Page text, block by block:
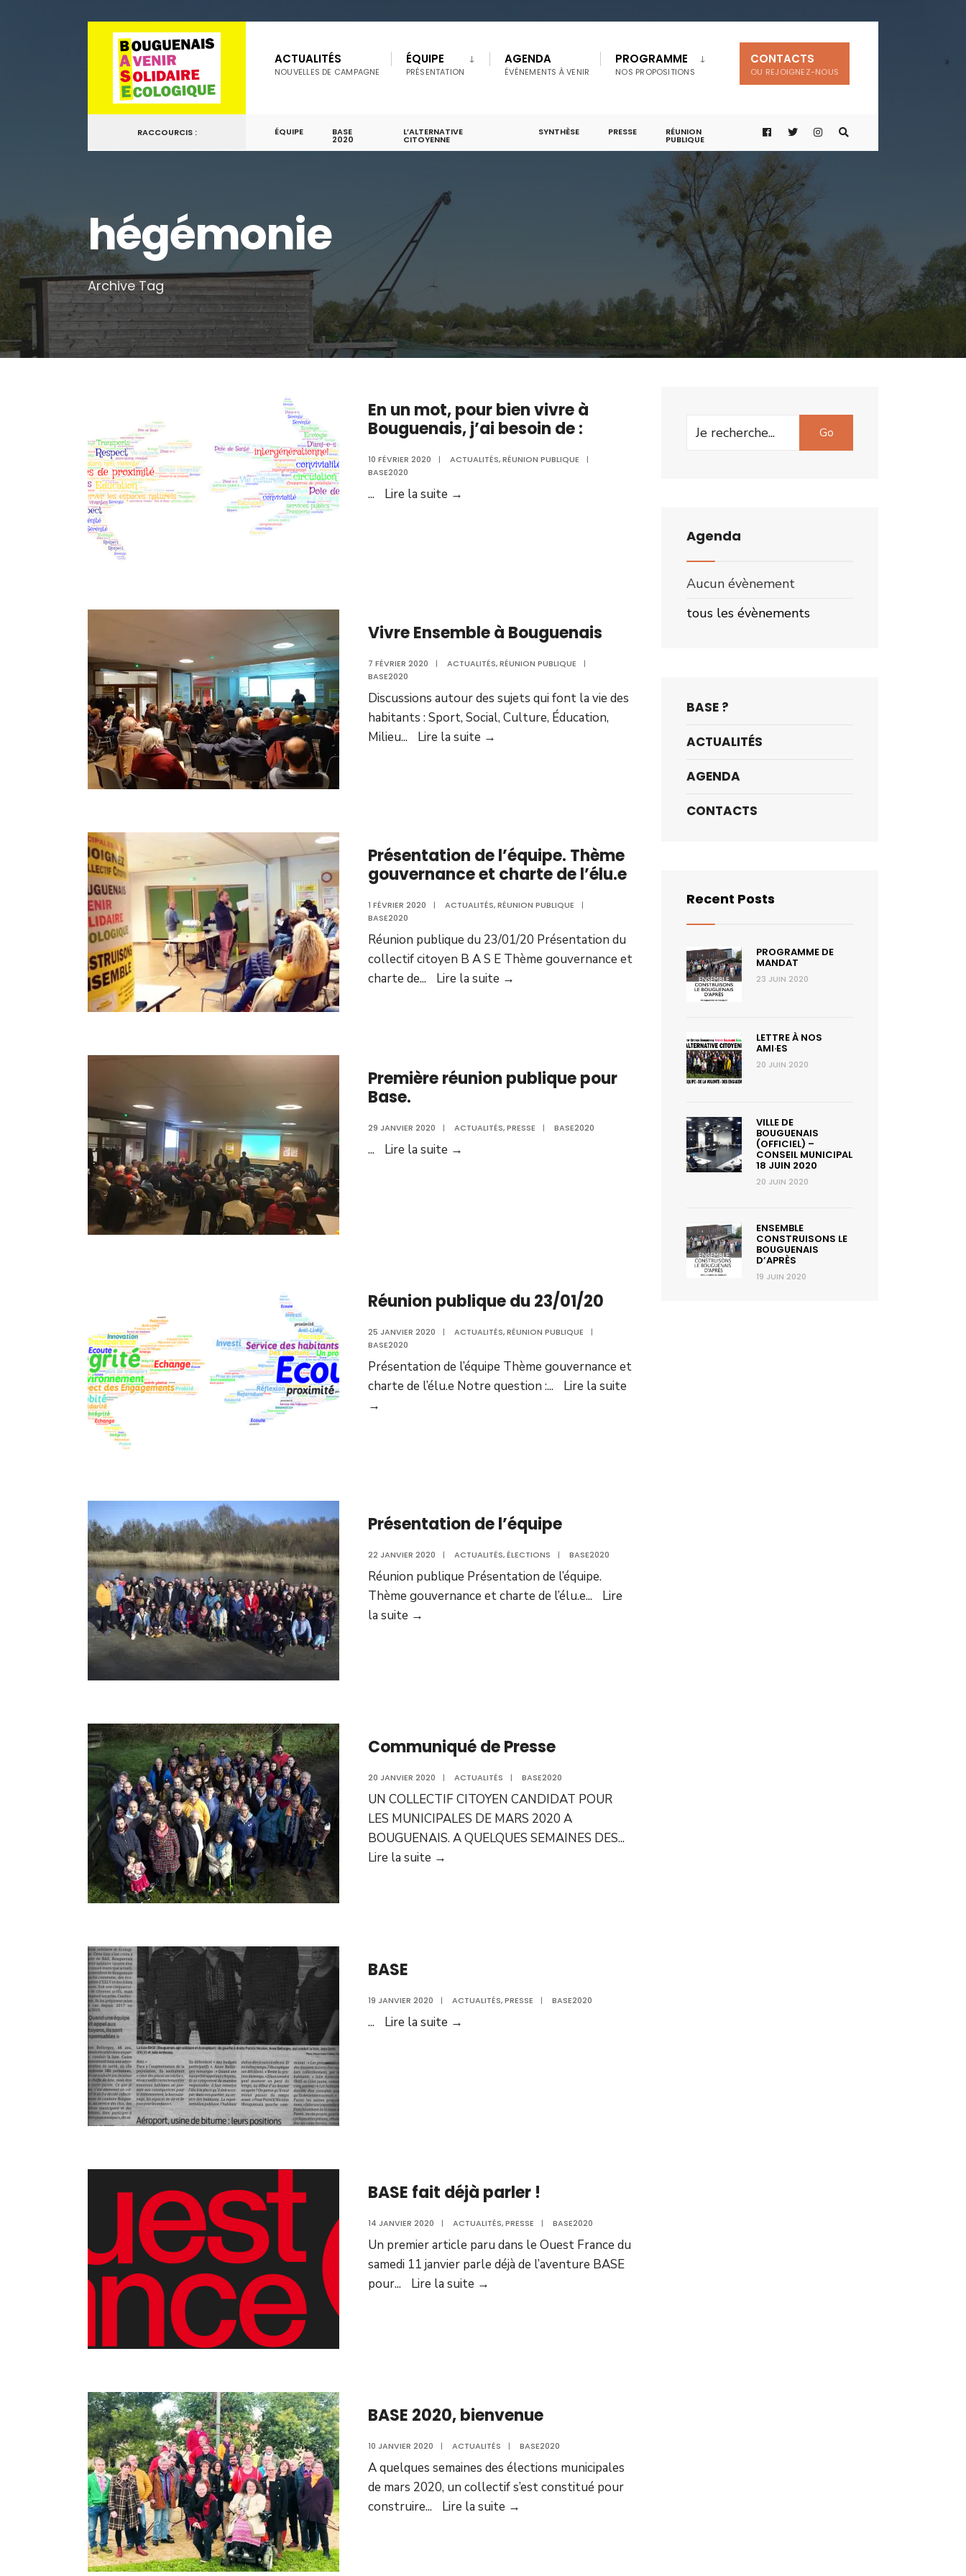
Passer
contenu
ACTUALITÉS
NOUVELLES DE CAMPAGNE
ÉQUIPE
PRÉSENTATION
AGENDA
ÉVÉNEMENTS À VENIR
PROGRAMME
NOS PROPOSITIONS
CONTACTS
OU REJOIGNEZ-NOUS
RACCOURCIS : ÉQUIPE BASE
2020
L’ALTERNATIVE
CITOYENNE
SYNTHÈSE PRESSE RÉUNION
PUBLIQUE
hégémonie
Archive Tag
En un mot, pour bien vivre à
Bouguenais, j’ai besoin de :
10 FÉVRIER 2020 | ACTUALITÉS,RÉUNION PUBLIQUE
|
BASE2020
... Lire la suite →
Bouguenais,
besoin
:
Vivre Ensemble à Bouguenais
7 FÉVRIER 2020 | ACTUALITÉS,RÉUNION PUBLIQUE
|
BASE2020
Discussions autour des sujets qui font la vie des
habitants : Sport, Social, Culture, Éducation,
Milieu... Lire la suite →
Présentation de l’équipe. Thème
gouvernance et charte de l’élu.e
1 FÉVRIER 2020 | ACTUALITÉS,RÉUNION PUBLIQUE
|
BASE2020
Réunion publique du 23/01/20 Présentation du
collectif citoyen B A S E Thème gouvernance et
charte de... Lire la suite →
et
l’élu.e
Première réunion publique pour
Base.
29 JANVIER 2020 | ACTUALITÉS,PRESSE | BASE2020
... Lire la suite →
Réunion publique du 23/01/20
25 JANVIER 2020 | ACTUALITÉS,RÉUNION PUBLIQUE
|
BASE2020
Présentation de l’équipe Thème gouvernance et
charte de l’élu.e Notre question :...
Lire la suite
→
Présentation de l’équipe
22 JANVIER 2020 | ACTUALITÉS,ÉLECTIONS | BASE2020
Réunion publique Présentation de l’équipe.
Thème gouvernance et charte de l’élu.e...
Lire
la suite →
Communiqué de Presse
20 JANVIER 2020 | ACTUALITÉS | BASE2020
UN COLLECTIF CITOYEN CANDIDAT POUR
LES MUNICIPALES DE MARS 2020 A
BOUGUENAIS. A QUELQUES SEMAINES DES...
Lire la suite →
BASE
19 JANVIER 2020 | ACTUALITÉS,PRESSE | BASE2020
... Lire la suite →
BASE fait déjà parler !
14 JANVIER 2020 | ACTUALITÉS,PRESSE | BASE2020
Un premier article paru dans le Ouest France du
samedi 11 janvier parle déjà de l’aventure BASE
pour... Lire la suite →
BASE 2020, bienvenue
10 JANVIER 2020 | ACTUALITÉS | BASE2020
A quelques semaines des élections municipales
de mars 2020, un collectif s’est constitué pour
construire... Lire la suite →
Search
Go
Agenda
Aucun évènement
tous les évènements
BASE ?
ACTUALITÉS
AGENDA
CONTACTS
Recent Posts
PROGRAMME DE
MANDAT
23 JUIN 2020
LETTRE À NOS
AMI·ES
20 JUIN 2020
VILLE DE
BOUGUENAIS
(OFFICIEL) –
CONSEIL MUNICIPAL
18 JUIN 2020
20 JUIN 2020
ENSEMBLE
CONSTRUISONS LE
BOUGUENAIS
D’APRÈS
19 JUIN 2020